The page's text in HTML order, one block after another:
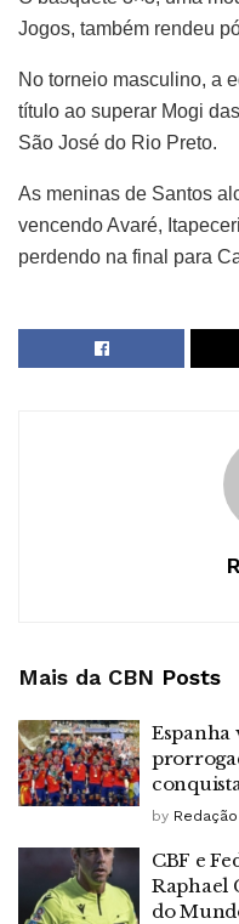
Jogos, também rendeu
No torneio masculino, a
título ao superar Mogi
São José do Rio Preto.
As meninas de Santos
vencendo Avaré,
perdendo na final para
Mais da CBN Posts
Espanha
by Redação
CBF e
Raphael
do